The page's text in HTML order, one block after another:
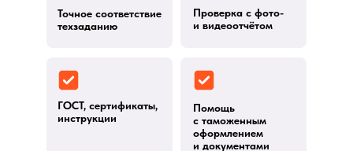
Точное соответствие
техзаданию
Проверка с фото-
и видеоотчётом
ГОСТ, сертификаты,
инструкции
Помощь
с таможенным
оформлением
и документами